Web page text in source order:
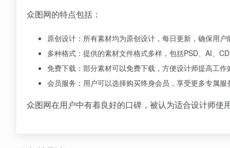
众图网的特点包括：
原创设计：所有素材均为原创设计，每日更新，确保用
多种格式：提供的素材文件格式多样，包括PSD、AI、
免费下载：部分素材可以免费下载，方便设计师提高工作
会员服务：用户可以选择购买终身会员，享受更多专属服
众图网在用户中有着良好的口碑，被认为适合设计师